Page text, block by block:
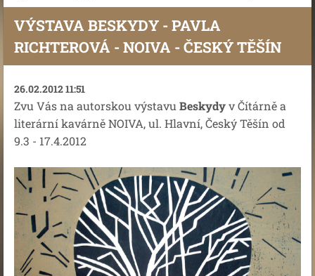
VÝSTAVA BESKYDY - PAVLA
RICHTEROVÁ - NOIVA - ČESKÝ TĚŠÍN
26.02.2012 11:51
Zvu Vás na autorskou výstavu Beskydyv Čítárně a
literární kavárně NOIVA, ul. Hlavní, Český Těšín od
9.3 - 17.4.2012